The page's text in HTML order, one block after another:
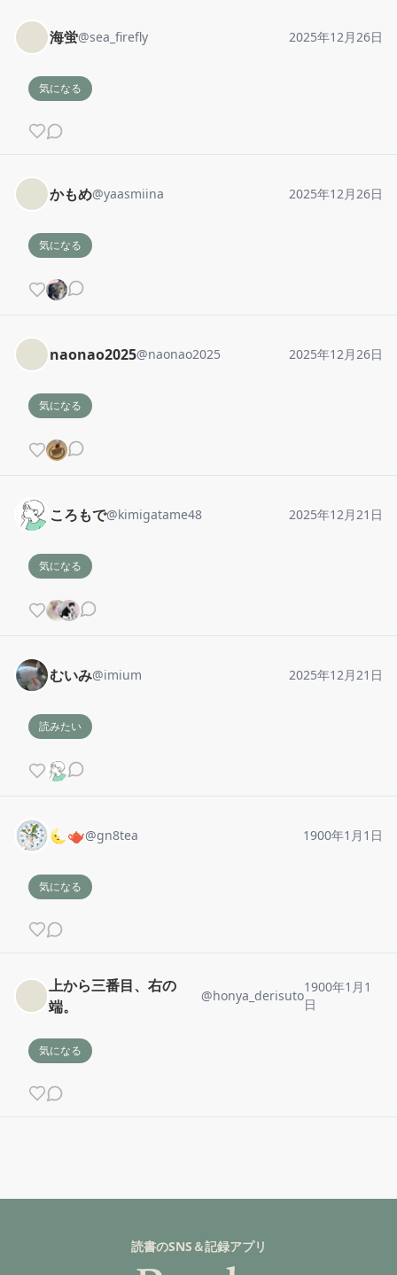
海蛍@sea_firefly 2025年12月26日
気になる
かもめ@yaasmiina 2025年12月26日
気になる
naonao2025@naonao2025 2025年12月26日
気になる
ころもで@kimigatame48 2025年12月21日
気になる
むいみ@imium 2025年12月21日
読みたい
🌜🫖@gn8tea 1900年1月1日
気になる
上から三番目、右の
端。
@honya_derisuto
1900年1月1
日
気になる
読書のSNS＆記録アプリ